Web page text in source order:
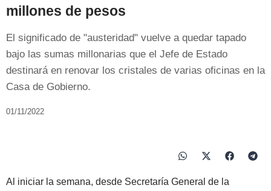
millones de pesos
El significado de "austeridad" vuelve a quedar tapado
bajo las sumas millonarias que el Jefe de Estado
destinará en renovar los cristales de varias oficinas en la
Casa de Gobierno.
01/11/2022
Al iniciar la semana, desde Secretaría General de la